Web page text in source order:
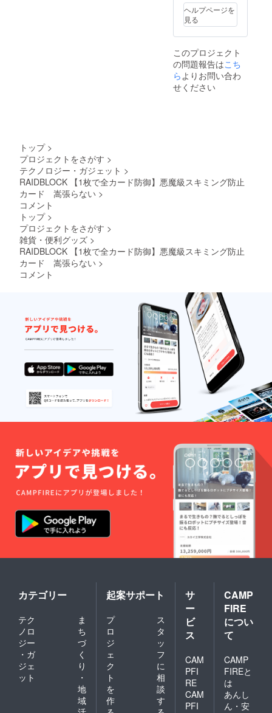
ヘルプページを
見る
このプロジェクト
の問題報告はこち
ら よりお問い合わ
せください
トップ >
プロジェクトをさがす >
テクノロジー・ガジェット >
RAIDBLOCK 【1枚で全カード防御】悪魔級スキミング防止
カード 嵩張らない >
コメント
トップ >
プロジェクトをさがす >
雑貨・便利グッズ >
RAIDBLOCK 【1枚で全カード防御】悪魔級スキミング防止
カード 嵩張らない >
コメント
カテゴリー
テク
ノロ
ジー
・ガ
ジェ
ット
ま
ち
づ
く
り
・
地
域
起案サポート
プ
ロ
ジ
ェ
ク
ト
を
作
ス
タ
ッ
フ
に
相
談
す
サ
ー
ビ
ス
CAM
PFI
RE
CAM
PFI
CAMP
FIRE
につい
て
CAMP
FIREと
は
あんし
ん・安